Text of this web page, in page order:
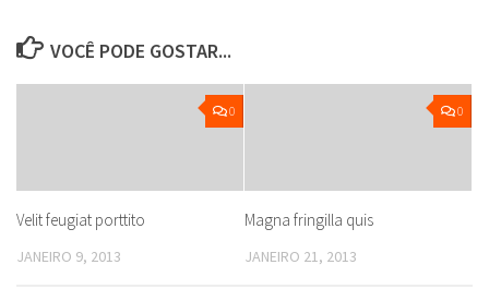
VOCÊ PODE GOSTAR...
0
Velit feugiat porttito
JANEIRO 9, 2013
0
Magna fringilla quis
JANEIRO 21, 2013